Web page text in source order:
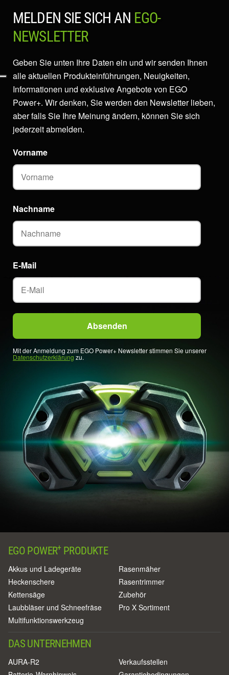
MELDEN SIE SICH AN EGO-
NEWSLETTER
Geben Sie unten Ihre Daten ein und wir senden Ihnen
alle aktuellen Produkteinführungen, Neuigkeiten,
Informationen und exklusive Angebote von EGO
Power+. Wir denken, Sie werden den Newsletter lieben,
aber falls Sie Ihre Meinung ändern, können Sie sich
jederzeit abmelden.
E-Mail
Vorname
Nachname
Mit der Anmeldung zum EGO Power+ Newsletter stimmen Sie unserer
Datenschutzerklärung zu.
EGO POWER+PRODUKTE
Akkus und Ladegeräte
Heckenschere
Kettensäge
Laubbläser und Schneefräse
Multifunktionswerkzeug
Rasenmäher
Rasentrimmer
Zubehör
Pro X Sortiment
DAS UNTERNEHMEN
AURA-R2
Verkaufsstellen